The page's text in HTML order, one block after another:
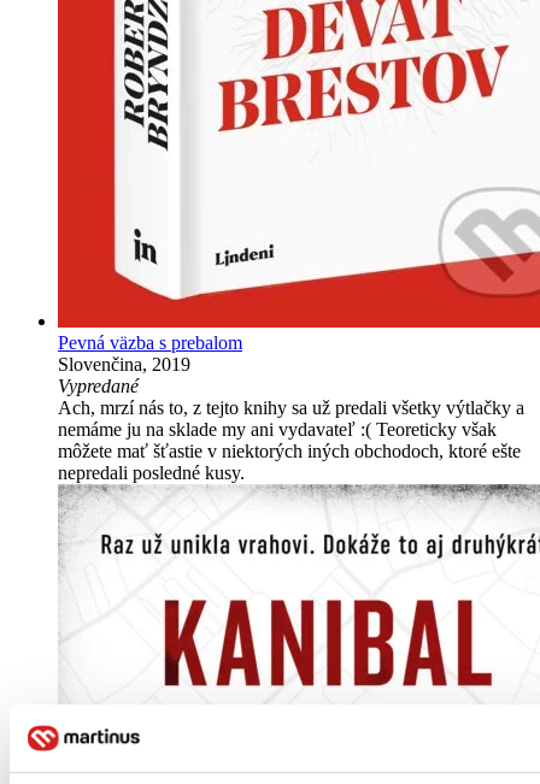
Pevná väzba s prebalom
Slovenčina, 2019
Vypredané
Ach, mrzí nás to, z tejto knihy sa už predali všetky výtlačky a
nemáme ju na sklade my ani vydavateľ :( Teoreticky však
môžete mať šťastie v niektorých iných obchodoch, ktoré ešte
nepredali posledné kusy.